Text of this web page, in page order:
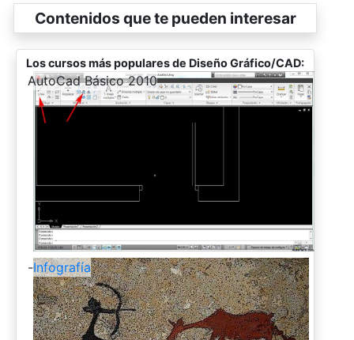
Contenidos que te pueden interesar
Los cursos más populares de Diseño Gráfico/CAD:
-
AutoCad Básico 2010
-Infografía